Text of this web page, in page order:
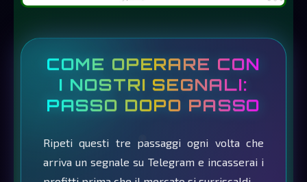
COME OPERARE CON
I NOSTRI SEGNALI:
PASSO DOPO PASSO
Ripeti questi tre passaggi ogni volta che
arriva un segnale su Telegram e incasserai i